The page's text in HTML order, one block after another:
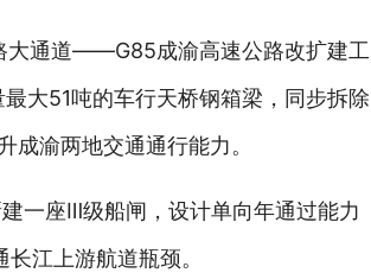
大通道——G85成渝高速公路改扩建工
大51吨的车行天桥钢箱梁，同步拆除
渝两地交通通行能力。
一座Ⅲ级船闸，设计单向年通过能力
江上游航道瓶颈。